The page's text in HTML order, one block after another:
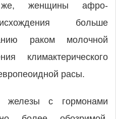
женщины афро-
больше
раком молочной
климактерического
расы.
железы с гормонами